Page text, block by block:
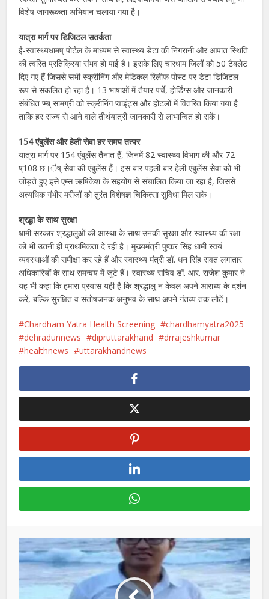
विशेष जागरूकता अभियान चलाया गया है।
यात्रा मार्ग पर डिजिटल सतर्कता
ई-स्वास्थ्यधामष् पोर्टल के माध्यम से स्वास्थ्य डेटा की निगरानी और आपात स्थिति
की त्वरित प्रतिक्रिया संभव हो पाई है। इसके लिए चारधाम जिलों को 50 टैबलेट
दिए गए हैं जिससे सभी स्क्रीनिंग और मेडिकल रिलीफ पोस्ट पर डेटा डिजिटल
रूप से संकलित हो रहा है। 13 भाषाओं में तैयार पर्चे, होर्डिंग्स और जानकारी
संबंधित प्म्ब् सामग्री को स्क्रीनिंग प्वाइंट्स और होटलों में वितरित किया गया है
ताकि हर राज्य से आने वाले तीर्थयात्री जानकारी से लाभान्वित हो सकें।
154 एंबुलेंस और हेली सेवा हर समय तत्पर
यात्रा मार्ग पर 154 एंबुलेंस तैनात हैं, जिनमें 82 स्वास्थ्य विभाग की और 72
ष्108 छ।ैष् सेवा की एंबुलेंस हैं। इस बार पहली बार हेली एंबुलेंस सेवा को भी
जोड़ते हुए इसे एम्स ऋषिकेश के सहयोग से संचालित किया जा रहा है, जिससे
अत्यधिक गंभीर मरीजों को तुरंत विशेषज्ञ चिकित्सा सुविधा मिल सके।
श्रद्धा के साथ सुरक्षा
धामी सरकार श्रद्धालुओं की आस्था के साथ उनकी सुरक्षा और स्वास्थ्य की रक्षा
को भी उतनी ही प्राथमिकता दे रही है। मुख्यमंत्री पुष्कर सिंह धामी स्वयं
व्यवस्थाओं की समीक्षा कर रहे हैं और स्वास्थ्य मंत्री डॉ. धन सिंह रावत लगातार
अधिकारियों के साथ समन्वय में जुटे हैं। स्वास्थ्य सचिव डॉ. आर. राजेश कुमार ने
यह भी कहा कि हमारा प्रयास यही है कि श्रद्धालु न केवल अपने आराध्य के दर्शन
करें, बल्कि सुरक्षित व संतोषजनक अनुभव के साथ अपने गंतव्य तक लौटें।
Chardham Yatra Health Screening
chardhamyatra2025
dehradunnews
dipruttarakhand
drrajeshkumar
healthnews
uttarakhandnews